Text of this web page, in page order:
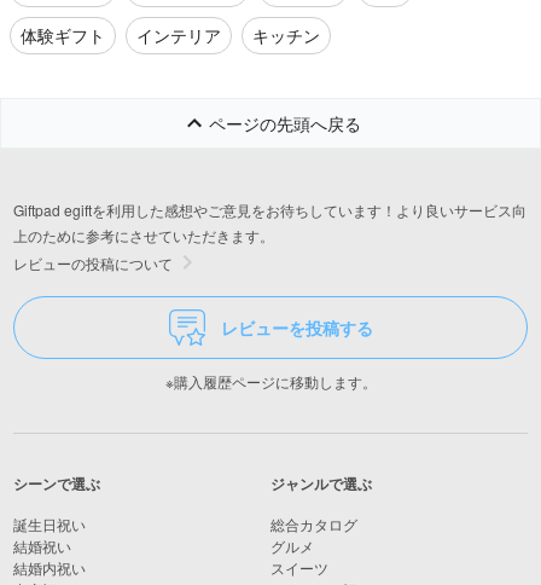
体験ギフト
インテリア キッチン
ページの先頭へ戻る
Giftpad egiftを利用した感想やご意見をお待ちしています！より良いサービス向
上のために参考にさせていただきます。
レビューの投稿について
レビューを投稿する
※購入履歴ページに移動します。
シーンで選ぶ
誕生日祝い
結婚祝い
結婚内祝い
ジャンルで選ぶ
総合カタログ
グルメ
スイーツ